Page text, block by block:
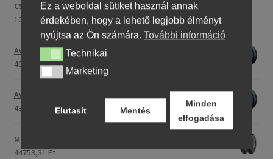
CST C-186 3.00 - 23 59P TT (első/hátsó)
107396,28 Ft
Avon Roadrider MKII 90/90 - 18 51V TL (első/hátsó)
40791,20 Ft
Avon Roadrider MKII 110/80 - 18 (58V) TL (első/hátsó)
43809,26 Ft
Maxxis M-6011 170/80 - 15 77H TL (hátsó gumi)
44753,31 Ft
Ez a weboldal sütiket használ annak
érdekében, hogy a lehető legjobb élményt
nyújtsa az Ön számára. További információ
TechnikaiTechnikai
MarketingMarketing
Elutasít Mentés
Minden
elfogadása